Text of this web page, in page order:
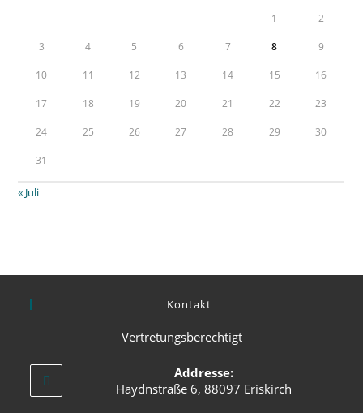
1 2
3 4 5 6 7 8 9
10 11 12 13 14 15 16
17 18 19 20 21 22 23
24 25 26 27 28 29 30
31
« Juli
Kontakt
Vertretungsberechtigt
Addresse:
Haydnstraße 6, 88097 Eriskirch